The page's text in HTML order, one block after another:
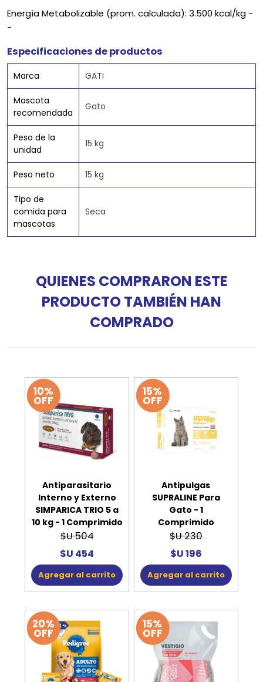
Energía Metabolizable (prom. calculada): 3.500 kcal/kg -
-
Especificaciones de productos
Marca GATI
Mascota
recomendada
Gato
Peso de la
unidad
15 kg
Peso neto 15 kg
Tipo de
comida para
mascotas
Seca
QUIENES COMPRARON ESTE
PRODUCTO TAMBIÉN HAN
COMPRADO
10%
OFF
Antiparasitario
Interno y Externo
SIMPARICA TRIO 5 a
10 kg - 1 Comprimido
$U 504
$U 454
Agregar al carrito
15%
OFF
Antipulgas
SUPRALINE Para
Gato - 1
Comprimido
$U 230
$U 196
Agregar al carrito
20%
OFF
15%
OFF